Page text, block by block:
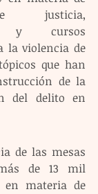
justicia,
y cursos
la violencia de
que han
de la
del delito en
de las mesas
de 13 mil
en materia de